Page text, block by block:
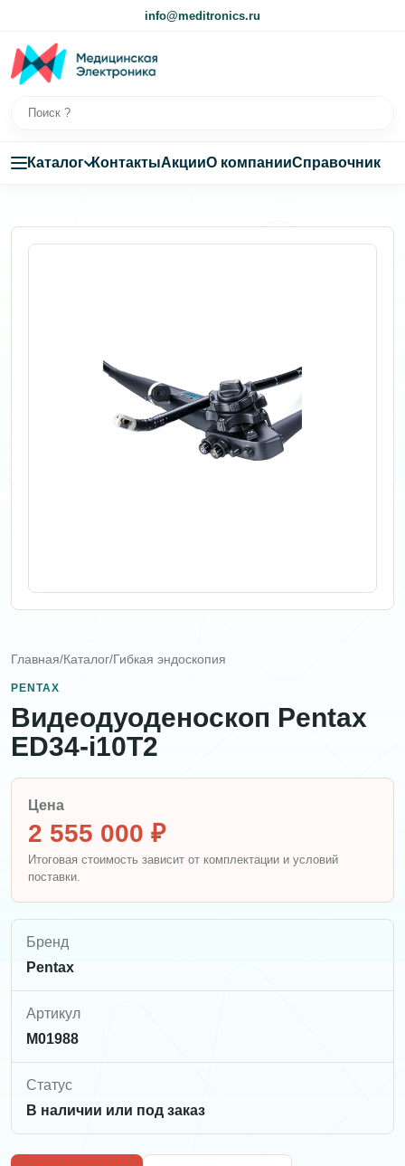
info@meditronics.ru
Каталог КонтактыАкцииО компанииСправочник
Главная/Каталог/Гибкая эндоскопия
PENTAX
Видеодуоденоскоп Pentax
ED34-i10T2
Цена
2 555 000 ₽
Итоговая стоимость зависит от комплектации и условий
поставки.
Бренд
Pentax
Артикул
M01988
Статус
В наличии или под заказ